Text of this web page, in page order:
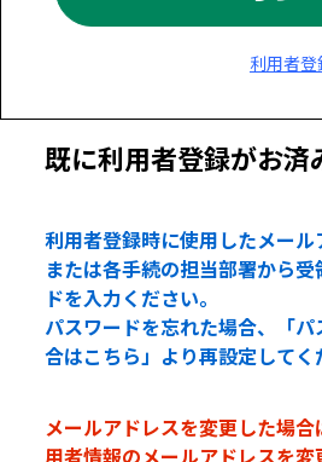
利用者
既に利用者登録がお済
利用者登録時に使用したメール
または各手続の担当部署から
ドを入力ください。
パスワードを忘れた場合、「
合はこちら」より再設定してく
メールアドレスを変更した場
用者情報のメールアドレスを変